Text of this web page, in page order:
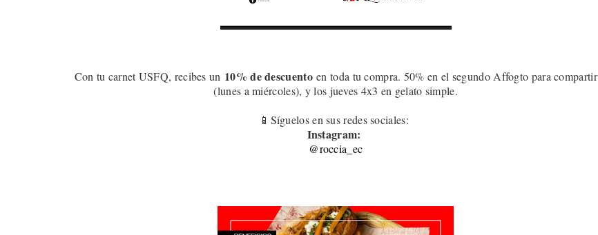
Con tu carnet USFQ, recibes un 10% de descuentoen toda tu compra. 50% en el segundo Affogto para compartir
(lunes a miércoles), y los jueves 4x3 en gelato simple.
📱Síguelos en sus redes sociales:
Instagram:
@roccia_ec